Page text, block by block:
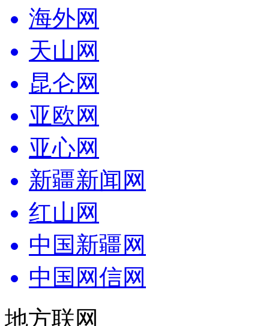
海外网
天山网
昆仑网
亚欧网
亚心网
新疆新闻网
红山网
中国新疆网
中国网信网
地方联网